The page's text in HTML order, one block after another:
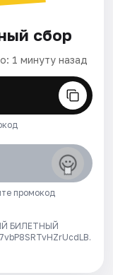
сбор
1 минуту назад
промокод
БИЛЕТНЫЙ